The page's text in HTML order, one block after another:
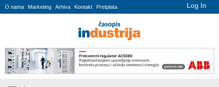
Log In
O nama Marketing Arhiva Kontakt Pretplata